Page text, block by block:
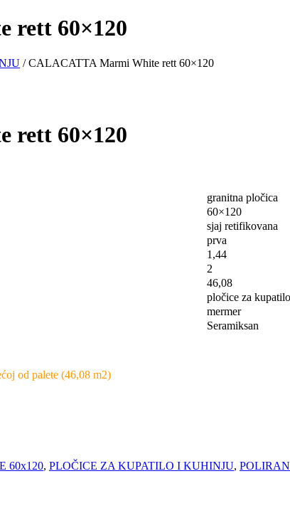
rett 60×120
/ CALACATTA Marmi White rett 60×120
rett 60×120
granitna pločica
60×120
sjaj retifikovana
prva
1,44
2
46,08
pločice za
mermer
Seramiksan
od palete (46,08 m2)
60x120, PLOČICE ZA KUPATILO I KUHINJU,